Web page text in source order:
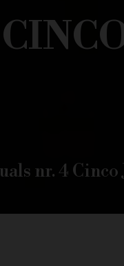
nr. 4 Cinco